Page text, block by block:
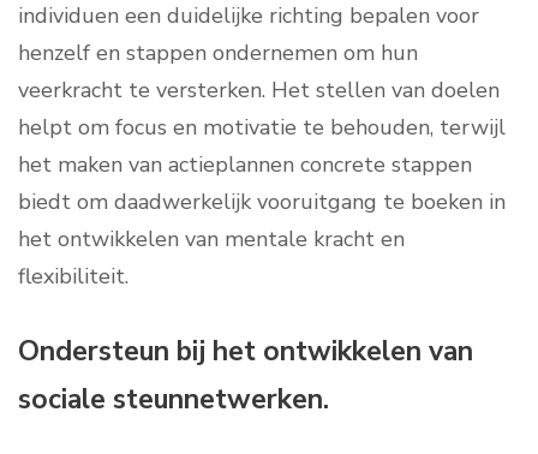
individuen een duidelijke richting bepalen voor
henzelf en stappen ondernemen om hun
veerkracht te versterken. Het stellen van doelen
helpt om focus en motivatie te behouden, terwijl
het maken van actieplannen concrete stappen
biedt om daadwerkelijk vooruitgang te boeken in
het ontwikkelen van mentale kracht en
flexibiliteit.
Ondersteun bij het ontwikkelen van
sociale steunnetwerken.